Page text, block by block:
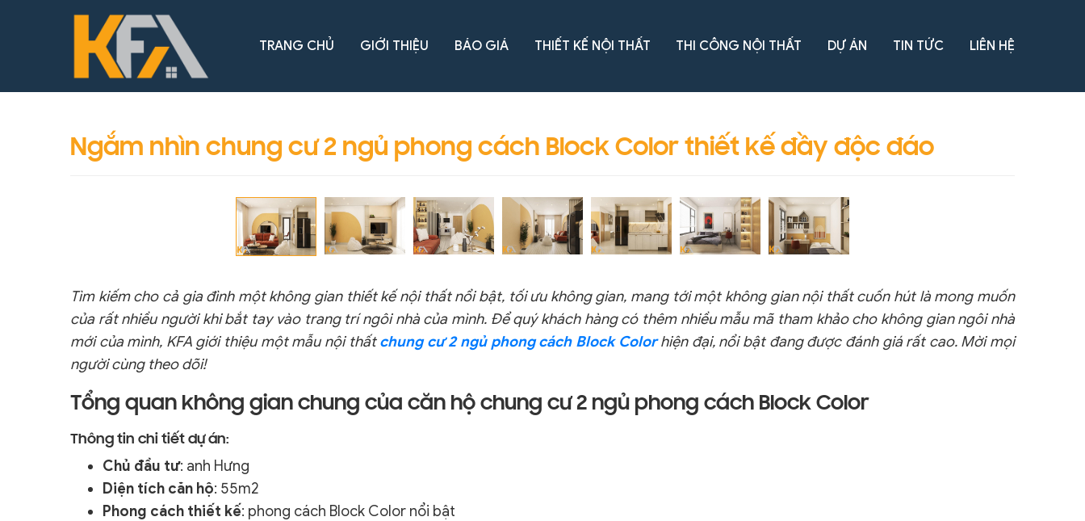
TRANG CHỦ GIỚI THIỆU BÁO GIÁ THIẾT KẾ NỘI THẤT THI CÔNG NỘI THẤT DỰ ÁN TIN TỨC LIÊN HỆ
Ngắm nhìn chung cư 2 ngủ phong cách Block Color thiết kế đầy độc đáo
Tìm kiếm cho cả gia đình một không gian thiết kế nội thất nổi bật, tối ưu không gian, mang tới một không gian nội thất cuốn hút là mong muốn
của rất nhiều người khi bắt tay vào trang trí ngôi nhà của mình. Để quý khách hàng có thêm nhiều mẫu mã tham khảo cho không gian ngôi nhà
mới của mình, KFA giới thiệu một mẫu nội thấtchung cư 2 ngủ phong cách Block Colorhiện đại, nổi bật đang được đánh giá rất cao. Mời mọi
người cùng theo dõi!
Tổng quan không gian chung của căn hộ chung cư 2 ngủ phong cách Block Color
Thông tin chi tiết dự án:
Chủ đầu tư: anh Hưng
Diện tích căn hộ: 55m2
Phong cách thiết kế: phong cách Block Color nổi bật